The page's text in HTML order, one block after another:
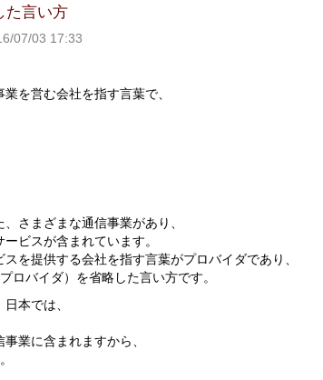
た言い方
07/03 17:33
を営む会社を指す言葉で、
さまざまな通信事業があり、
ビスが含まれています。
を提供する会社を指す言葉がプロバイダであり、
ロバイダ）を省略した言い方です。
本では、
業に含まれますから、